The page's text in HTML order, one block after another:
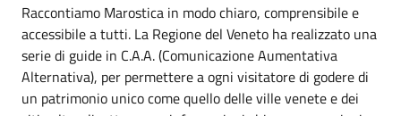
Raccontiamo Marostica in modo chiaro, comprensibile e
accessibile a tutti. La Regione del Veneto ha realizzato una
serie di guide in C.A.A. (Comunicazione Aumentativa
Alternativa), per permettere a ogni visitatore di godere di
un patrimonio unico come quello delle ville venete e dei